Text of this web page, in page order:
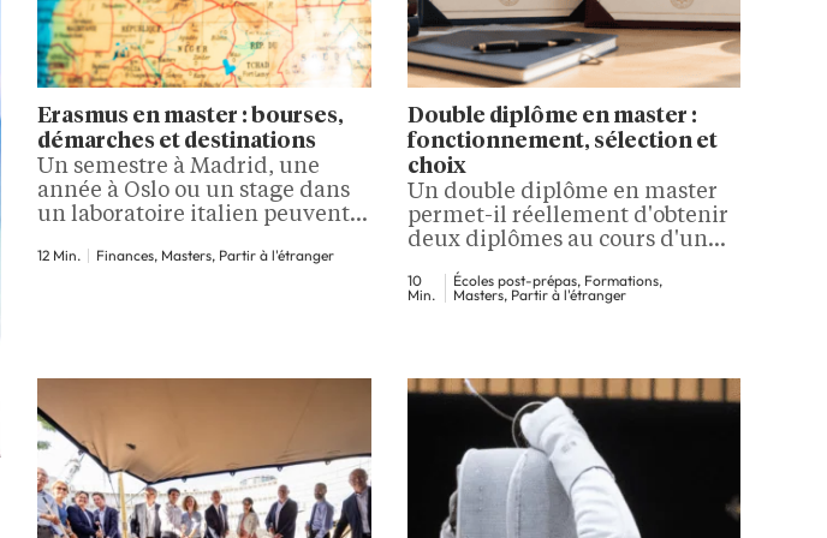
Erasmus en master : bourses,
démarches et destinations
Un semestre à Madrid, une
année à Oslo ou un stage dans
un laboratoire italien peuvent
que son programme
professionnelle à l’étranger
tout en restant rattachés à leur
établissement français. Le
départ n’est toutefois pas…
12 Min. Finances, Masters, Partir à l'étranger
Double diplôme en master :
fonctionnement, sélection et
choix
Un double diplôme en master
permet-il réellement d'obtenir
deux diplômes au cours d'un
paraît simple, mais les formules
Certains parcours envoient
l'étudiant une année entière
dans une université étrangère,
d'autres associent deux
universités françaises, une
université et une école,…
10
Min.
Écoles post-prépas, Formations,
Masters, Partir à l'étranger